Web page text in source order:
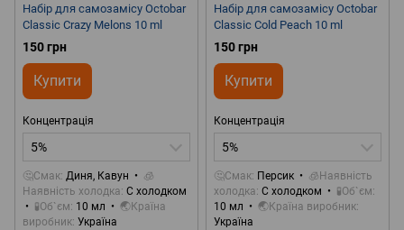
Набір для самозамісу Octobar
Classic Crazy Melons 10 ml
150 грн
Купити
Концентрація
5%
🤔Смак Диня, Кавун
🧊
Наявність холодка С холодком
🧪Об`єм 10 мл
🌏Країна
виробник Україна
Набір для самозамісу Octobar
Classic Cold Peach 10 ml
150 грн
Купити
Концентрація
5%
🤔Смак Персик
🧊Наявність
холодка С холодком
🧪Об`єм
10 мл
🌏Країна виробник
Україна